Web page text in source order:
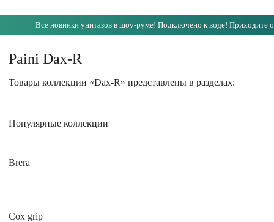
Все новинки унитазов в шоу-руме! Подключено к воде! Приходите
Paini Dax-R
Товары коллекции «Dax-R» представлены в разделах:
Популярные коллекции
Brera
Cox grip